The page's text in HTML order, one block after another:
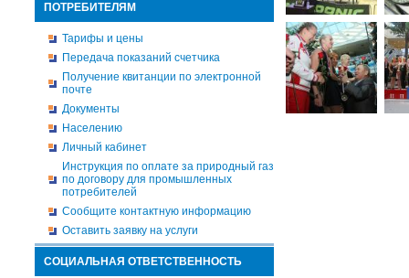
ПОТРЕБИТЕЛЯМ
Тарифы и цены
Передача показаний счетчика
Получение квитанции по электронной
почте
Документы
Населению
Личный кабинет
Инструкция по оплате за природный газ
по договору для промышленных
потребителей
Сообщите контактную информацию
Оставить заявку на услуги
СОЦИАЛЬНАЯ ОТВЕТСТВЕННОСТЬ